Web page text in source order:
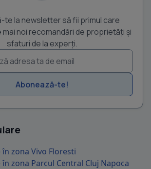
te la newsletter să fii primul care
noi recomandări de proprietăți și
sfaturi de la experți.
Abonează-te!
în zona Vivo Floresti
în zona Parcul Central Cluj Napoca